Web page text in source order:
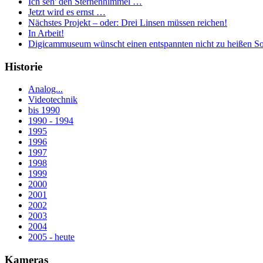
Jetzt wird es ernst …
Nächstes Projekt – oder: Drei Linsen müssen reichen!
In Arbeit!
Digicammuseum wünscht einen entspannten nicht zu heißen
Historie
Analog...
Videotechnik
bis 1990
1990 - 1994
1995
1996
1997
1998
1999
2000
2001
2002
2003
2004
2005 - heute
Kameras